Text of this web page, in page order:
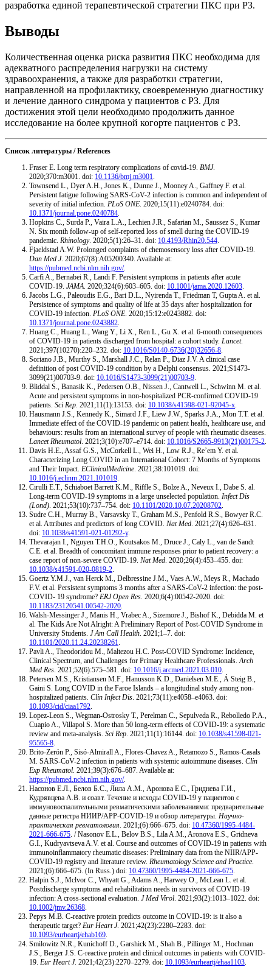
разработка единой терапевтической стратегии ПКС при РЗ.
Выводы
Количественная оценка риска развития ПКС необходима для
адекватного распределения нагрузки на систему
здравоохранения, а также для разработки стратегии,
направленной на профилактику, своевременную диагностику
и лечение данного синдрома у пациентов с РЗ. Для
достижения этой цели необходимо продолжить данное
исследование на более крупной когорте пациентов с РЗ.
Список литературы / References
Fraser E. Long term respiratory complications of covid-19. BMJ.
2020;370:m3001. doi: 10.1136/bmj.m3001
Townsend L., Dyer A.H., Jones K., Dunne J., Mooney A., Gaffney F. et al.
Persistent fatigue following SARS-CoV-2 infection is common and independent of
severity of initial infection. PLoS ONE . 2020;15(11):е0240784. doi:
10.1371/journal.pone.0240784
Hopkins C., Surda P., Vaira L.A., Lechien J.R., Safarian M., Saussez S., Kumar
N. Six month follow-up of self-reported loss of smell during the COVID-19
pandemic. Rhinology. 2020;5(1):26–31. doi: 10.4193/Rhin20.544
Fjaeldstad A.W. Prolonged complaints of chemosensory loss after COVID-19.
Dan Med J. 2020;67(8):A05200340. Available at:
https://pubmed.ncbi.nlm.nih.gov/.
Carfì A., Bernabei R., Landi F. Persistent symptoms in patients after acute
COVID-19. JAMA . 2020;324(6):603–605. doi: 10.1001/jama.2020.12603
Jacobs L.G., Paleoudis E.G., Bari D.L., Nyirenda T., Friedman T, Gupta A. et al.
Persistence of symptoms and quality of life at 35 days after hospitalization for
COVID-19 infection. PLoS ONE . 2020;15:12:е0243882. doi:
10.1371/journal.pone.0243882
Huang C., Huang L., Wang Y., Li X., Ren L., Gu X. et al. 6-month consequences
of COVID-19 in patients discharged from hospital: a cohort study. Lancet.
2021;397(10270):220–232. doi: 10.1016/S0140-6736(20)32656-8
Soriano J.B., Murthy S., Marshall J.C., Relan P., Diaz J.V. A clinical case
definition of post COVID-19 condition by a Delphi consensus. 2021;S1473-
3099(21)00703-9. doi: 10.1016/S1473-3099(21)00703-9
Bliddal S., Banasik K., Pedersen O.B., Nissen J., Cantwell L., Schwinn M. et al.
Acute and persistent symptoms in non-hospitalized PCR-confirmed COVID-19
patients. Sci Rep . 2021;11(1):13153. doi: 10.1038/s41598-021-92045-x
Hausmann J.S., Kennedy K., Simard J.F., Liew J.W., Sparks J.A., Mon T.T. et al.
Immediate effect of the COVID-19 pandemic on patient health, healthcare use, and
behaviours: results from an international survey of people with rheumatic diseases.
Lancet Rheumatol . 2021;3(10):e707–e714. doi: 10.1016/S2665-9913(21)00175-2
Davis H.E., Assaf G.S., McCorkell L., Wei H., Low R.J., Re’em Y. et al.
Characterizing Long COVID in an International Cohort: 7 Months of Symptoms
and Their Impact. EClinicalMedicine . 2021;38:101019. doi:
10.1016/j.eclinm.2021.101019
Cirulli E.T., Schiaboet Barrett K.M., Riffle S., Bolze A., Neveux I., Dabe S. al.
Long-term COVID-19 symptoms in a large unselected population. Infect Dis
(Lond) . 2021;53(10):737–754. doi: 10.1101/2020.10.07.20208702
Sudre C.H., Murray B., Varsavsky T., Graham M.S., Penfold R.S., Bowyer R.C.
et al. Attributes and predictors of long COVID. Nat Med . 2021;27(4):626–631.
doi: 10.1038/s41591-021-01292-y.
Thevarajan I., Nguyen T.H.O., Koutsakos M., Druce J., Caly L., van de Sandt
C.E. et al. Breadth of concomitant immune responses prior to patient recovery: a
case report of non-severe COVID-19. Nat Med . 2020;26(4):453–455. doi:
10.1038/s41591-020-0819-2
Goertz Y.M.J., van Herck M., Delbressine J.M., Vaes A.W., Meys R., Machado
F.V. et al. Persistent symptoms 3 months after a SARS-CoV-2 infection: the post-
COVID- 19 syndrome? ERJ Open Res . 2020;6(4):00542-2020. doi:
10.1183/23120541.00542-2020
Walsh-Messinger J., Manis H., Vrabec A., Sizemore J., Bishof K., Debidda M. et
al. The Kids Are Not Alright: A Preliminary Report of Post-COVID Syndrome in
University Students. J Am Call Health . 2021;1–7. doi:
10.1101/2020.11.24.20238261
Pavli A., Theodoridou M., Maltezou H.C. Post-COVID Syndrome: Incidence,
Clinical Spectrum, and Challenges for Primary Healthcare Professionals. Arch
Med Res . 2021;52(6):575–581. doi: 10.1016/j.arcmed.2021.03.010
Petersen M.S., Kristiansen M.F., Hanusson K.D., Danielsen M.E., Á Steig B.,
Gaini S. Long COVID in the Faroe Islands – a longitudinal study among non-
hospitalized patients. Clin Infect Dis . 2021;73(11):e4058–e4063. doi:
10.1093/cid/ciaa1792
Lopez-Leon S., Wegman-Ostrosky T., Perelman C., Sepulveda R., Rebolledo P.A.,
Cuapio A., Villapol S. More than 50 long-term effects of COVID-19: a systematic
review and meta-analysis. Sci Rep . 2021;11(1):16144. doi: 10.1038/s41598-021-
95565-8
Brito-Zerón P., Sisó-Almirall A., Flores-Chavez A., Retamozo S., Ramos-Casals
M. SARS-CoV-2 infection in patients with systemic autoimmune diseases. Clin
Exp Rheumatol . 2021;39(3):676–687. Available at:
https://pubmed.ncbi.nlm.nih.gov/.
Насонов Е.Л., Белов Б.С., Лила А.М., Аронова Е.С., Гриднева Г.И.,
Кудрявцева А.В. и соавт. Течение и исходы COVID-19 у пациентов с
иммуновоспалительными ревматическими заболеваниями: предварительные
данные регистра НИИР/АРР-COVID-19 и обзор литературы. Научно-
практическая ревматология . 2021;(6):666–675. doi: 10.47360/1995-4484-
2021-666-675 . / Nasonov E.L., Belov B.S., Lila A.M., Aronova E.S., Gridneva
G.I., Kudryavtseva A.V. et al. Course and outcomes of COVID-19 in patients with
immunoinflammatory rheumatic diseases: Preliminary data from the NIIR/APP-
COVID-19 registry and literature review. Rheumatology Science and Practice
2021;(6):666–675. (In Russ.) doi: 10.47360/1995-4484-2021-666-675
Halpin S.J., Mclvor C., Whyatt G., Adams A., Harwey O., McLean L. et al.
Postdischarge symptoms and rehabilitation needs in survivors of COVID-19
infection: A cross-sectional evaluation. J Med Virol . 2021;93(2):1013–1022. doi:
10.1002/jmv.26368
Pepys M.B. C-reactive protein predicts outcome in COVID-19: is it also a
therapeutic target? Eur Heart J. 2021;42(23):2280–2283. doi:
10.1093/eurheartj/ehab169
Smilowitz N.R., Kunichoff D., Garshick M., Shah B., Pillinger M., Hochman
J.S., Berger J.S. C-reactive protein and clinical outcomes in patients with COVID-
19. Eur Heart J. 2021;42(23):2270–2279. doi: 10.1093/eurheartj/ehaa1103